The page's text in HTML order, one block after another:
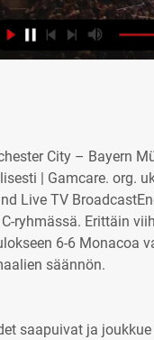
City – Bayern
| Gamcare. org.
Live TV
ryhmässä. Erittäin
6-6 Monacoa
säännön.
saapuivat ja